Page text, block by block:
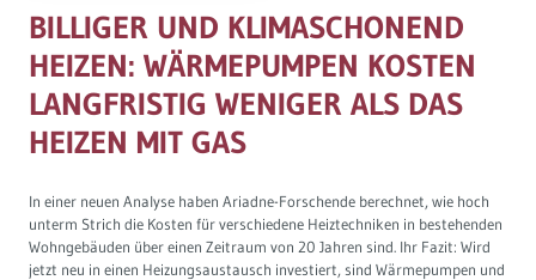
BILLIGER UND KLIMASCHONEND
HEIZEN: WÄRMEPUMPEN KOSTEN
LANGFRISTIG WENIGER ALS DAS
HEIZEN MIT GAS
In einer neuen Analyse haben Ariadne-Forschende berechnet, wie hoch
unterm Strich die Kosten für verschiedene Heiztechniken in bestehenden
Wohngebäuden über einen Zeitraum von 20 Jahren sind. Ihr Fazit: Wird
jetzt neu in einen Heizungsaustausch investiert, sind Wärmepumpen und